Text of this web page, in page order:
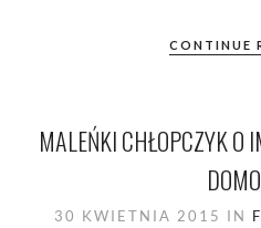
CONTINUE
MALEŃKI CHŁOPCZYK O
30 KWIETNIA 2015 IN